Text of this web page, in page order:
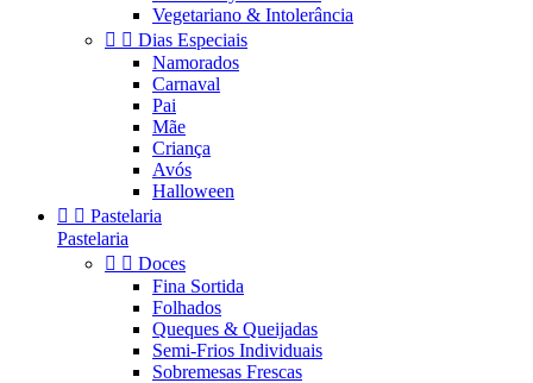
Vegetariano & Intolerância
  Dias Especiais
Namorados
Carnaval
Pai
Mãe
Criança
Avós
Halloween
  Pastelaria
Pastelaria
  Doces
Fina Sortida
Folhados
Queques & Queijadas
Semi-Frios Individuais
Sobremesas Frescas